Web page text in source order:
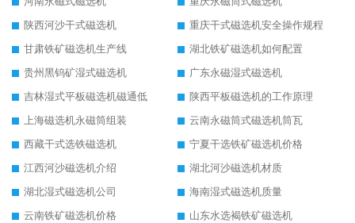
陕西河沙干式磁选机
重庆干式磁选机安全操作规程
甘肃铁矿磁选机生产线
湖北铁矿磁选机如何配置
贵州黑钨矿湿式磁选机
广东永磁湿式磁选机
吉林湿式平板磁选机磁通低
陕西平板磁选机的工作原理
上海磁选机永磁筒组装
云南永磁筒式磁选机筒瓦
西藏干式选铁磁选机
宁夏干选铁矿磁选机价格
江西河沙磁选机介绍
湖北河沙磁选机材质
湖北湿式磁选机公司
海南湿式磁选机质量
云南铁矿磁选机价格
山东水选褐铁矿磁选机